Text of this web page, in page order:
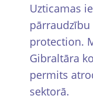
Uzticamas
protection.
Gibraltāra
permits
sektorā.